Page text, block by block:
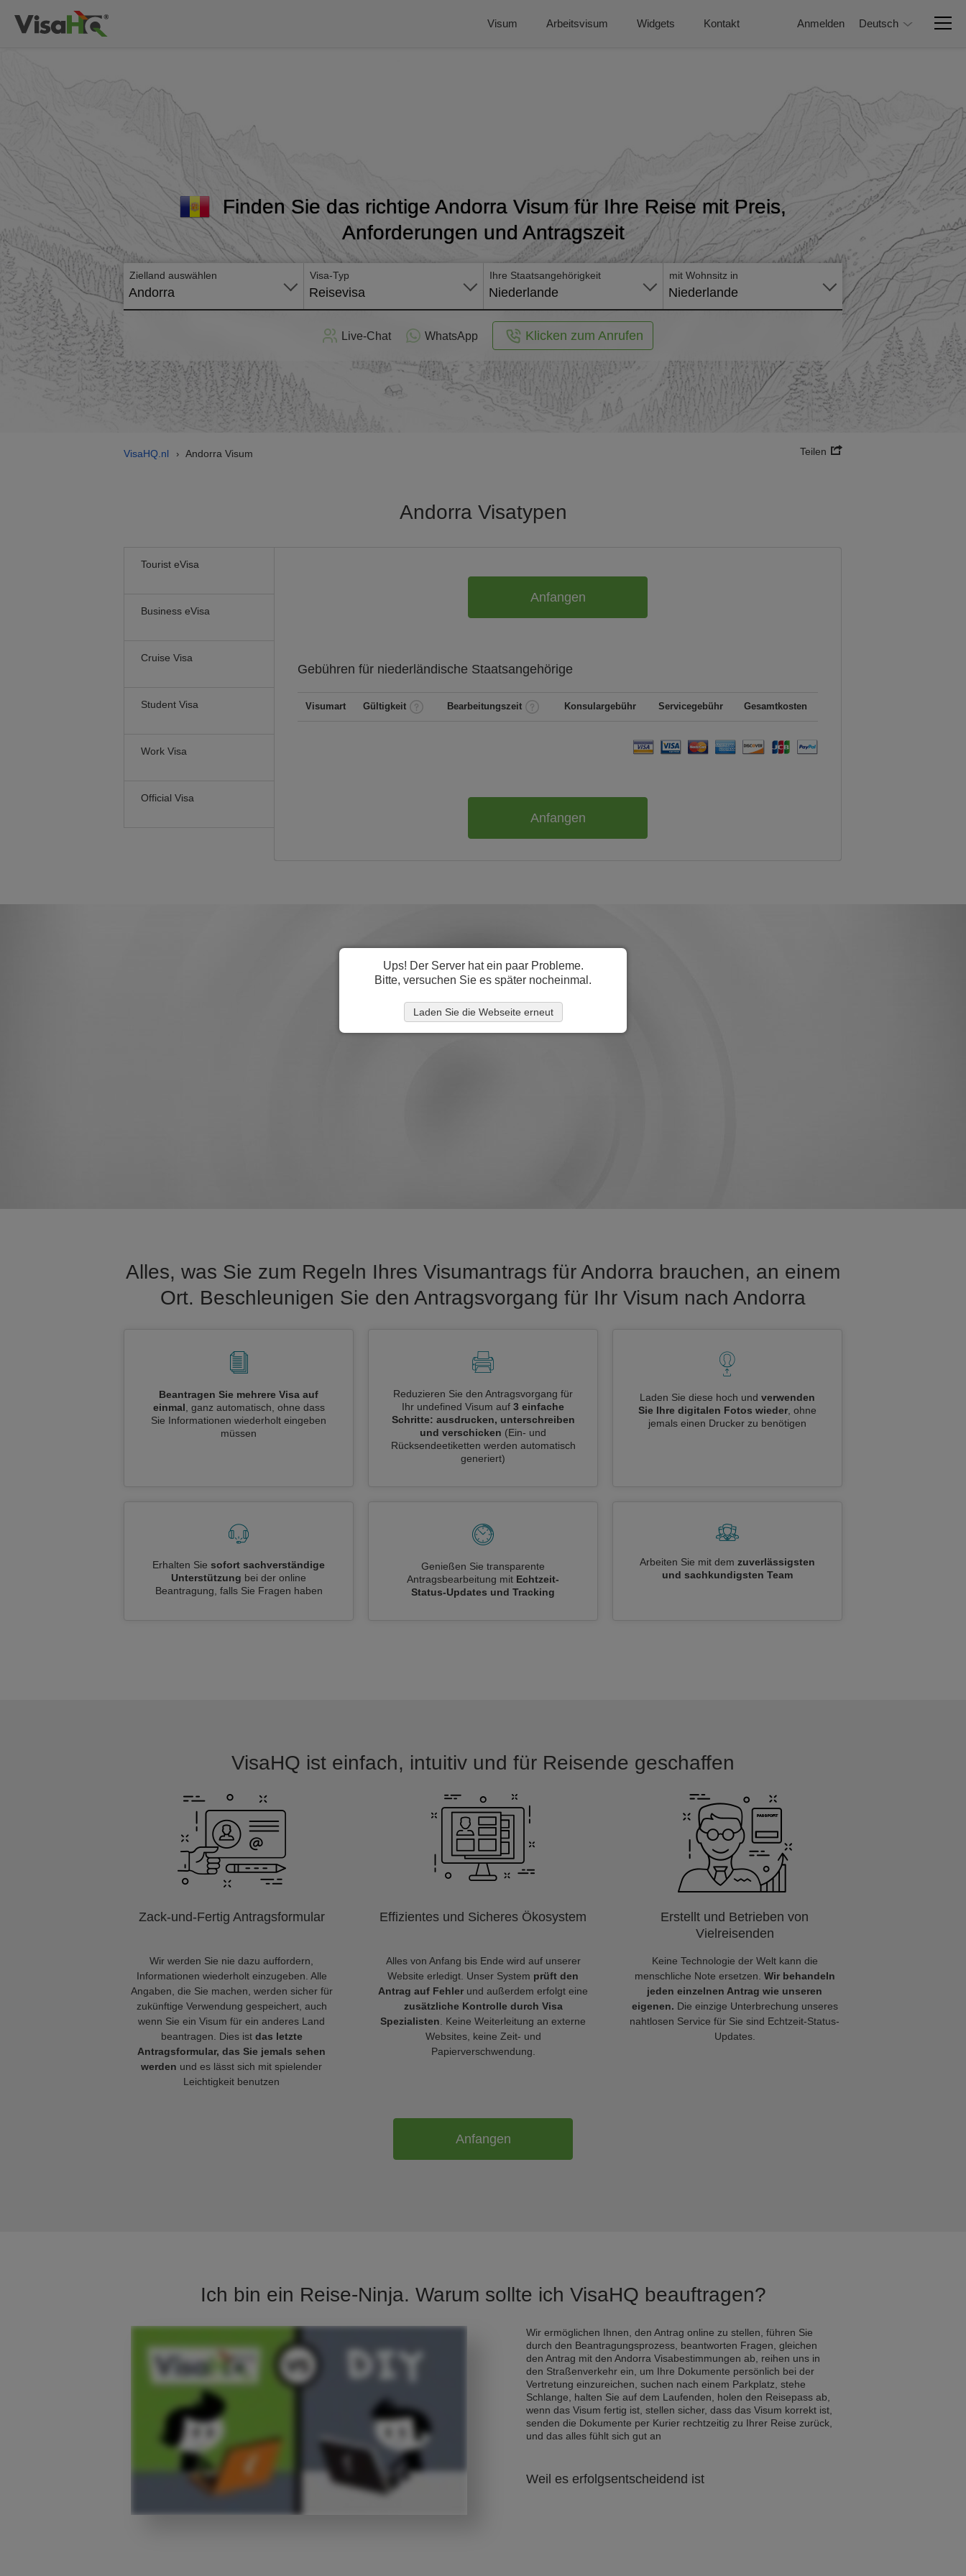
Visum Arbeitsvisum Widgets Kontakt Anmelden Deutsch
Finden Sie das richtige Andorra Visum für Ihre Reise mit Preis,
Anforderungen und Antragszeit
Zielland auswählen
Andorra
Visa-Typ
Reisevisa
Ihre Staatsangehörigkeit
Niederlande
mit Wohnsitz in
Niederlande
Online -
Formular
Live-Chat WhatsApp Klicken zum Anrufen
VisaHQ.nl › Andorra Visum Teilen
Andorra Visatypen
Tourist eVisa
Business eVisa
Cruise Visa
Student Visa
Work Visa
Official Visa
Anfangen
Gebühren für niederländische Staatsangehörige
Visumart Gültigkeit Bearbeitungszeit Konsulargebühr Servicegebühr Gesamtkosten
Anfangen
Alles, was Sie zum Regeln Ihres Visumantrags für Andorra brauchen, an einem
Ort. Beschleunigen Sie den Antragsvorgang für Ihr Visum nach Andorra
Beantragen Sie mehrere Visa auf
einmal , ganz automatisch, ohne dass
Sie Informationen wiederholt eingeben
müssen
Reduzieren Sie den Antragsvorgang für
Ihr undefined Visum auf 3 einfache
Schritte: ausdrucken, unterschreiben
und verschicken (Ein- und
Rücksendeetiketten werden automatisch
generiert)
Laden Sie diese hoch und verwenden
Sie Ihre digitalen Fotos wieder , ohne
jemals einen Drucker zu benötigen
Erhalten Sie sofort sachverständige
Unterstützung bei der online
Beantragung, falls Sie Fragen haben
Genießen Sie transparente
Antragsbearbeitung mit Echtzeit-
Status-Updates und Tracking
Arbeiten Sie mit dem zuverlässigsten
und sachkundigsten Team
VisaHQ ist einfach, intuitiv und für Reisende geschaffen
Zack-und-Fertig Antragsformular
Wir werden Sie nie dazu auffordern,
Informationen wiederholt einzugeben. Alle
Angaben, die Sie machen, werden sicher für
zukünftige Verwendung gespeichert, auch
wenn Sie ein Visum für ein anderes Land
beantragen. Dies ist das letzte
Antragsformular, das Sie jemals sehen
werden und es lässt sich mit spielender
Leichtigkeit benutzen
Effizientes und Sicheres Ökosystem
Alles von Anfang bis Ende wird auf unserer
Website erledigt. Unser System prüft den
Antrag auf Fehler und außerdem erfolgt eine
zusätzliche Kontrolle durch Visa
Spezialisten . Keine Weiterleitung an externe
Websites, keine Zeit- und
Papierverschwendung.
Erstellt und Betrieben von
Vielreisenden
Keine Technologie der Welt kann die
menschliche Note ersetzen. Wir behandeln
jeden einzelnen Antrag wie unseren
eigenen. Die einzige Unterbrechung unseres
nahtlosen Service für Sie sind Echtzeit-Status-
Updates.
Anfangen
Ich bin ein Reise-Ninja. Warum sollte ich VisaHQ beauftragen?
Wir ermöglichen Ihnen, den Antrag online zu stellen, führen Sie
durch den Beantragungsprozess, beantworten Fragen, gleichen
den Antrag mit den Andorra Visabestimmungen ab, reihen uns in
den Straßenverkehr ein, um Ihre Dokumente persönlich bei der
Vertretung einzureichen, suchen nach einem Parkplatz, stehe
Schlange, halten Sie auf dem Laufenden, holen den Reisepass ab,
wenn das Visum fertig ist, stellen sicher, dass das Visum korrekt ist,
senden die Dokumente per Kurier rechtzeitig zu Ihrer Reise zurück,
und das alles fühlt sich gut an
Weil es erfolgsentscheidend ist
Ups! Der Server hat ein paar Probleme.
Bitte, versuchen Sie es später nocheinmal.
Laden Sie die Webseite erneut